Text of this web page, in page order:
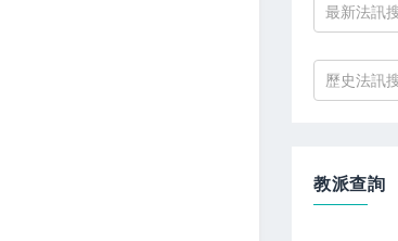
教派查詢